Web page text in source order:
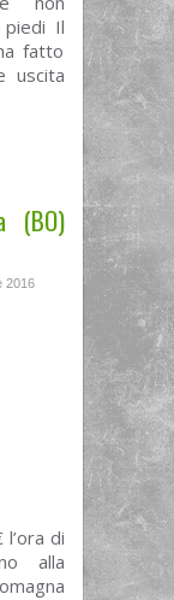
Il
fatto
uscita
(BO)
2016
di
alla